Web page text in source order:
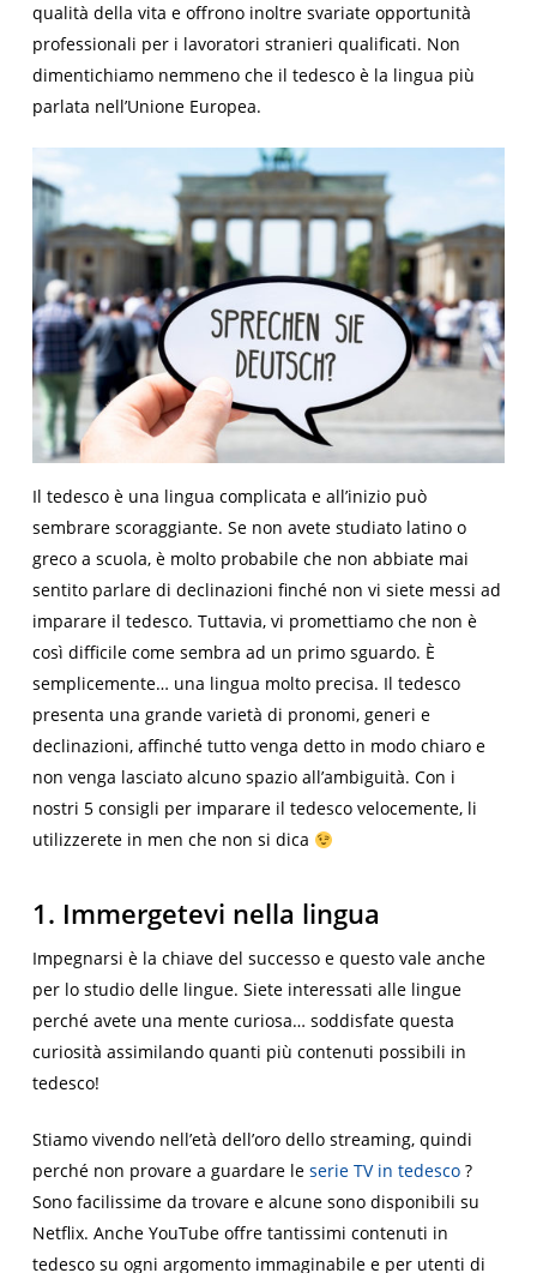
qualità della vita e offrono inoltre svariate opportunità
professionali per i lavoratori stranieri qualificati. Non
dimentichiamo nemmeno che il tedesco è la lingua più
parlata nell’Unione Europea.
Il tedesco è una lingua complicata e all’inizio può
sembrare scoraggiante. Se non avete studiato latino o
greco a scuola, è molto probabile che non abbiate mai
sentito parlare di declinazioni finché non vi siete messi ad
imparare il tedesco. Tuttavia, vi promettiamo che non è
così difficile come sembra ad un primo sguardo. È
semplicemente… una lingua molto precisa. Il tedesco
presenta una grande varietà di pronomi, generi e
declinazioni, affinché tutto venga detto in modo chiaro e
non venga lasciato alcuno spazio all’ambiguità. Con i
nostri 5 consigli per imparare il tedesco velocemente, li
utilizzerete in men che non si dica
1. Immergetevi nella lingua
Impegnarsi è la chiave del successo e questo vale anche
per lo studio delle lingue. Siete interessati alle lingue
perché avete una mente curiosa… soddisfate questa
curiosità assimilando quanti più contenuti possibili in
tedesco!
Stiamo vivendo nell’età dell’oro dello streaming, quindi
perché non provare a guardare le serie TV in tedesco?
Sono facilissime da trovare e alcune sono disponibili su
Netflix. Anche YouTube offre tantissimi contenuti in
tedesco su ogni argomento immaginabile e per utenti di